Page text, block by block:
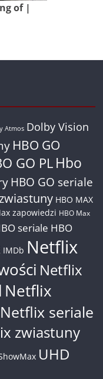
of |
Atmos Dolby Vision
HBO GO
GO PL Hbo
HBO GO seriale
HBO MAX
zapowiedzi HBO Max
seriale HBO
IMDb Netflix
Netflix
Netflix
Netflix seriale
zwiastuny
UHD